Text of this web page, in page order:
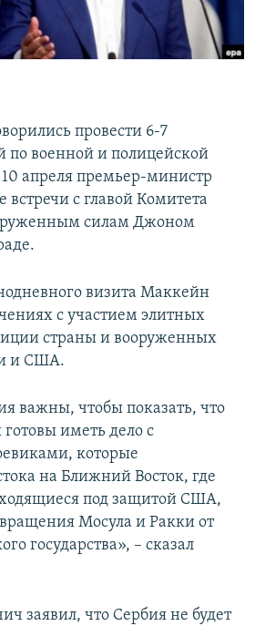
провести 6-7
по военной и полицейской
10 апреля премьер-министр
встречи с главой Комитета
силам Джоном
визита Маккейн
с участием элитных
страны и вооруженных
и США.
важны, чтобы показать, что
иметь дело с
которые
на Ближний Восток, где
под защитой США,
Мосула и Ракки от
государства», – сказал
заявил, что Сербия не будет